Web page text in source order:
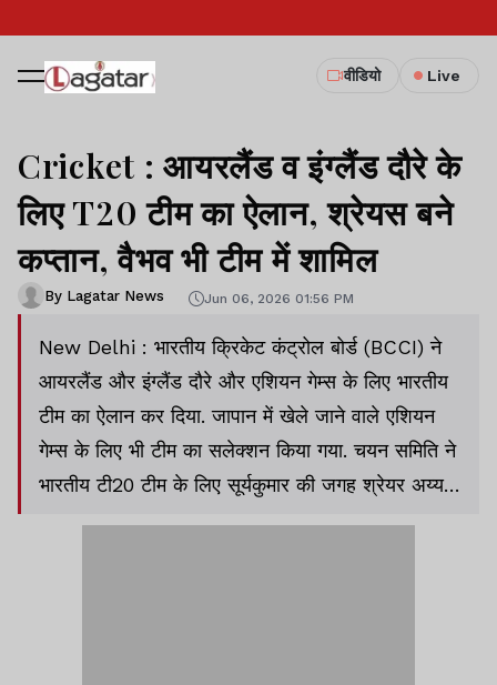
वीडियो Live
Cricket : आयरलैंड व इंग्लैंड दौरे के
लिए T20 टीम का ऐलान, श्रेयस बने
कप्तान, वैभव भी टीम में शामिल
By Lagatar News Jun 06, 2026 01:56 PM
New Delhi : भारतीय क्रिकेट कंट्रोल बोर्ड (BCCI) ने
आयरलैंड और इंग्लैंड दौरे और एशियन गेम्स के लिए भारतीय
टीम का ऐलान कर दिया. जापान में खेले जाने वाले एशियन
गेम्स के लिए भी टीम का सलेक्शन किया गया. चयन समिति ने
भारतीय टी20 टीम के लिए सूर्यकुमार की जगह श्रेयर अय्यर